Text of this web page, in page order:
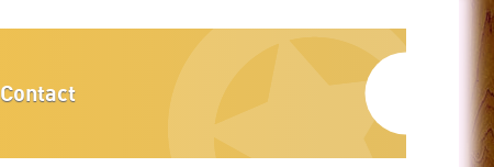
Contact